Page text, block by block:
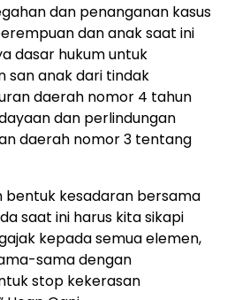
dan penanganan kasus
dan anak saat ini
dasar hukum untuk
san anak dari tindak
daerah nomor 4 tahun
dan perlindungan
daerah nomor 3 tentang
bentuk kesadaran bersama
saat ini harus kita sikapi
kepada semua elemen,
sama dengan
stop kekerasan